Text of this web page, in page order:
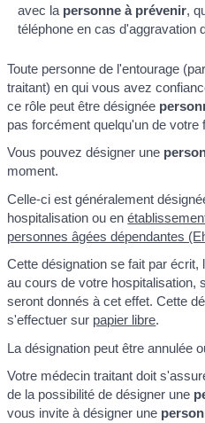
avec la personne à prévenir,
téléphone en cas d'aggravation
Toute personne de l'entourage
traitant) en qui vous avez
ce rôle peut être désignée
pas forcément quelqu'un de votre
Vous pouvez désigner une
moment.
Celle-ci est généralement
hospitalisation ou en
personnes âgées dépendantes
Cette désignation se fait par
au cours de votre hospitalisation,
seront donnés à cet effet. Cette
s'effectuer sur papier libre.
La désignation peut être annulée
Votre médecin traitant doit
de la possibilité de désigner une
vous invite à désigner une